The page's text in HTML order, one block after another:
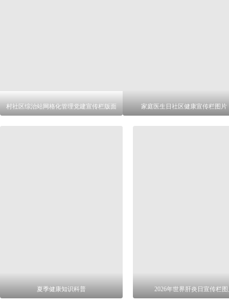
村社区综治站网格化管理党建宣传栏版面 家庭医生日社区健康宣传栏图片
夏季健康知识科普 2026年世界肝炎日宣传栏